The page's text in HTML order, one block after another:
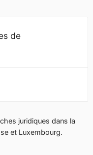
de
juridiques dans la
et Luxembourg.